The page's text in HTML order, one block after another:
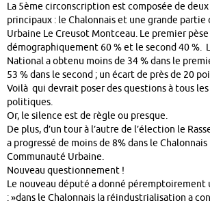
La 5ème circonscription est composée de deux
principaux : le Chalonnais et une grande partie
Urbaine Le Creusot Montceau. Le premier pèse
démographiquement 60 % et le second 40 %.
National a obtenu moins de 34 % dans le
53 % dans le second ; un écart de près de 20
Voilà qui devrait poser des questions à tous
politiques.
Or, le silence est de règle ou presque.
De plus, d’un tour à l’autre de l’élection le
a progressé de moins de 8% dans le
Communauté Urbaine.
Nouveau questionnement !
Le nouveau député a donné péremptoirement
: »dans le Chalonnais la réindustrialisation a